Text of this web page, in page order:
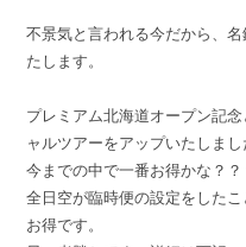
不景気と言われる今だから、
たします。
プレミアム北海道オープン記
ャルツアーをアップいたしまし
今までの中で一番お得かな？？
全日空が臨時便の設定をした
お得です。